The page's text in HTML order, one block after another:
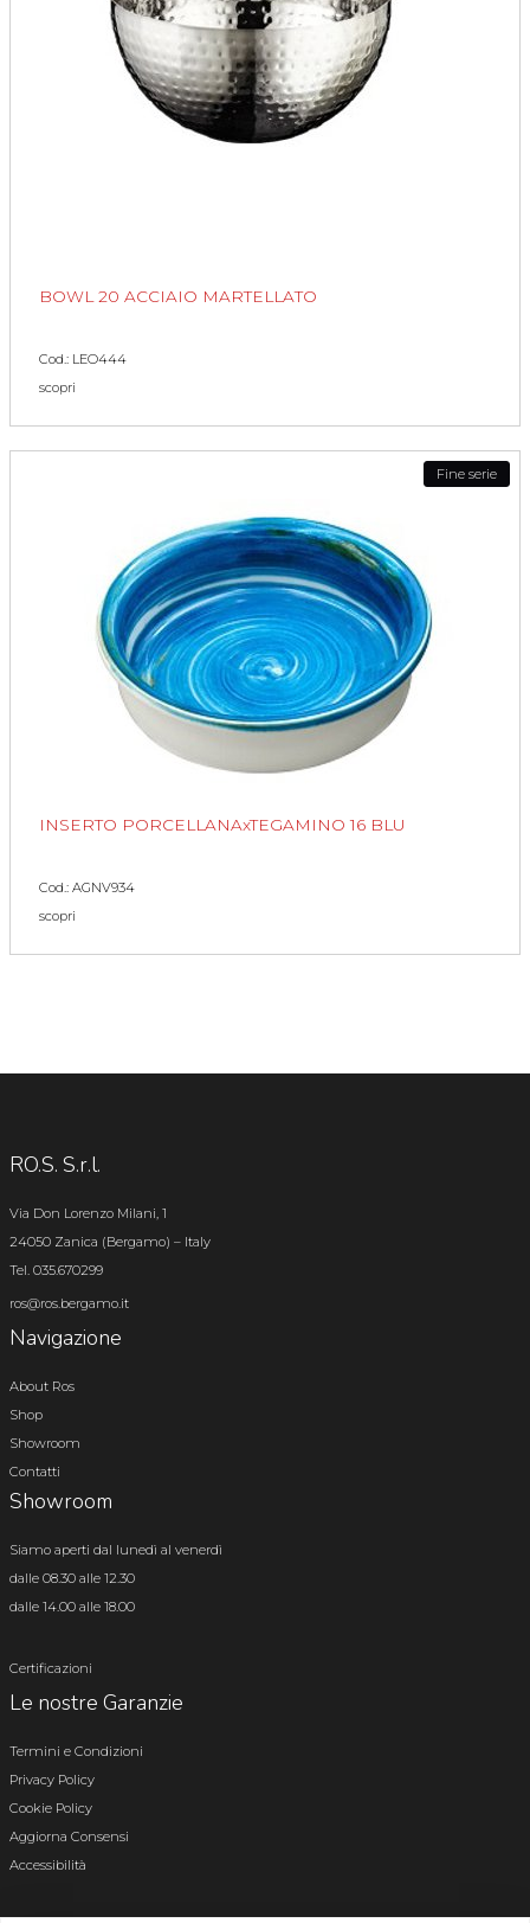
BOWL 20 ACCIAIO MARTELLATO
Cod.: LEO444
scopri
Fine serie
INSERTO PORCELLANAxTEGAMINO 16 BLU
Cod.: AGNV934
scopri
RO.S. S.r.l.
Via Don Lorenzo Milani, 1
24050 Zanica (Bergamo) – Italy
Tel. 035.670299
ros@ros.bergamo.it
Navigazione
About Ros
Shop
Showroom
Contatti
Showroom
Siamo aperti dal lunedì al venerdì
dalle 08.30 alle 12.30
dalle 14.00 alle 18.00
Certificazioni
Le nostre Garanzie
Termini e Condizioni
Privacy Policy
Cookie Policy
Aggiorna Consensi
Accessibilità